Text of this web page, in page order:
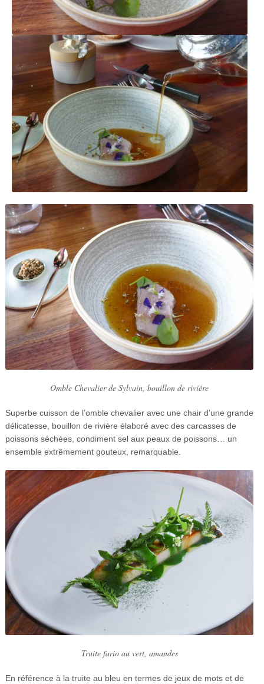
Omble Chevalier de Sylvain, bouillon de rivière
Superbe cuisson de l’omble chevalier avec une chair d’une grande
délicatesse, bouillon de rivière élaboré avec des carcasses de
poissons séchées, condiment sel aux peaux de poissons… un
ensemble extrêmement gouteux, remarquable.
Truite fario au vert, amandes
En référence à la truite au bleu en termes de jeux de mots et de